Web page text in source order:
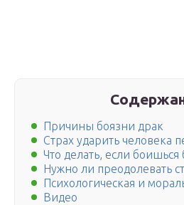
Причины боязни драк
Страх ударить человека
Что делать, если боишься
Нужно ли преодолевать
Психологическая и
Видео